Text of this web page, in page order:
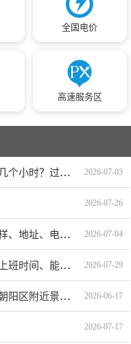
全国电价
高速服务区
从沧州到乐山多少公里、开车要几个小时？过路费、油费等 2026-07-03
2026-07-26
上汽奥迪衡阳华奕用户中心怎么样、地址、电话、上班时间查询 2026-07-04
闽侯县竹岐派出所地址、电话、上班时间、能处理违章吗 2026-07-29
北京朝阳区都有哪些地方，北京朝阳区附近景点大全 2026-06-17
2026-07-17